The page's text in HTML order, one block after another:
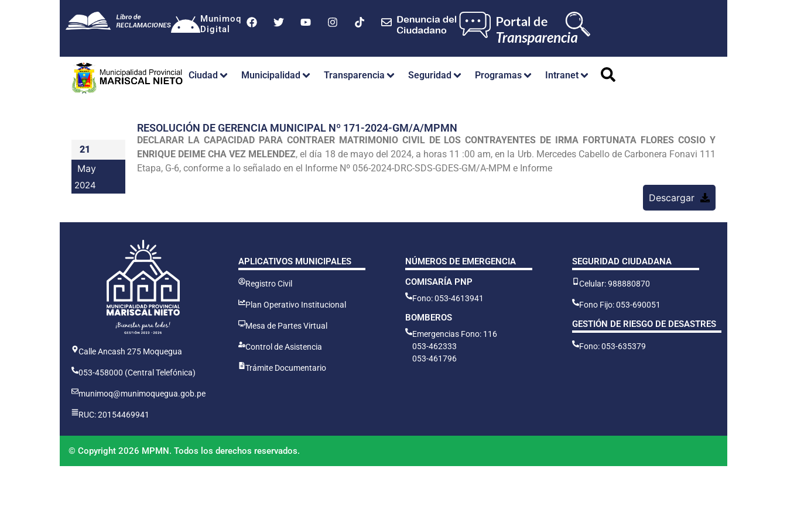
Munimoq
Digital
Ciudad Municipalidad Transparencia Seguridad Programas Intranet
21
May
2024
RESOLUCIÓN DE GERENCIA MUNICIPAL Nº 171-2024-GM/A/MPMN
DECLARAR LA CAPACIDAD PARA CONTRAER MATRIMONIO CIVIL DE LOS CONTRAYENTES DE IRMA FORTUNATA FLORES COSIO Y
ENRIQUE DEIME CHA VEZ MELENDEZ, el día 18 de mayo del 2024, a horas 11 :00 am, en la Urb. Mercedes Cabello de Carbonera Fonavi 111
Etapa, G-6, conforme a lo señalado en el Informe Nº 056-2024-DRC-SDS-GDES-GM/A-MPM e Informe
Descargar
Calle Ancash 275 Moquegua
053-458000 (Central Telefónica)
munimoq@munimoquegua.gob.pe
RUC: 20154469941
APLICATIVOS MUNICIPALES
Registro Civil
Plan Operativo Institucional
Mesa de Partes Virtual
Control de Asistencia
Trámite Documentario
NÚMEROS DE EMERGENCIA
COMISARÍA PNP
Fono: 053-4613941
BOMBEROS
Emergencias Fono: 116
053-462333
053-461796
SEGURIDAD CIUDADANA
Celular: 988880870
Fono Fijo: 053-690051
GESTIÓN DE RIESGO DE DESASTRES
Fono: 053-635379
© Copyright 2026 MPMN. Todos los derechos reservados.